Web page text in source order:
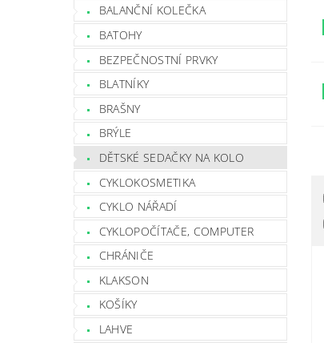
BALANČNÍ KOLEČKA
BATOHY
BEZPEČNOSTNÍ PRVKY
BLATNÍKY
BRAŠNY
BRÝLE
DĚTSKÉ SEDAČKY NA KOLO
CYKLOKOSMETIKA
CYKLO NÁŘADÍ
CYKLOPOČÍTAČE, COMPUTER
CHRÁNIČE
KLAKSON
KOŠÍKY
LAHVE